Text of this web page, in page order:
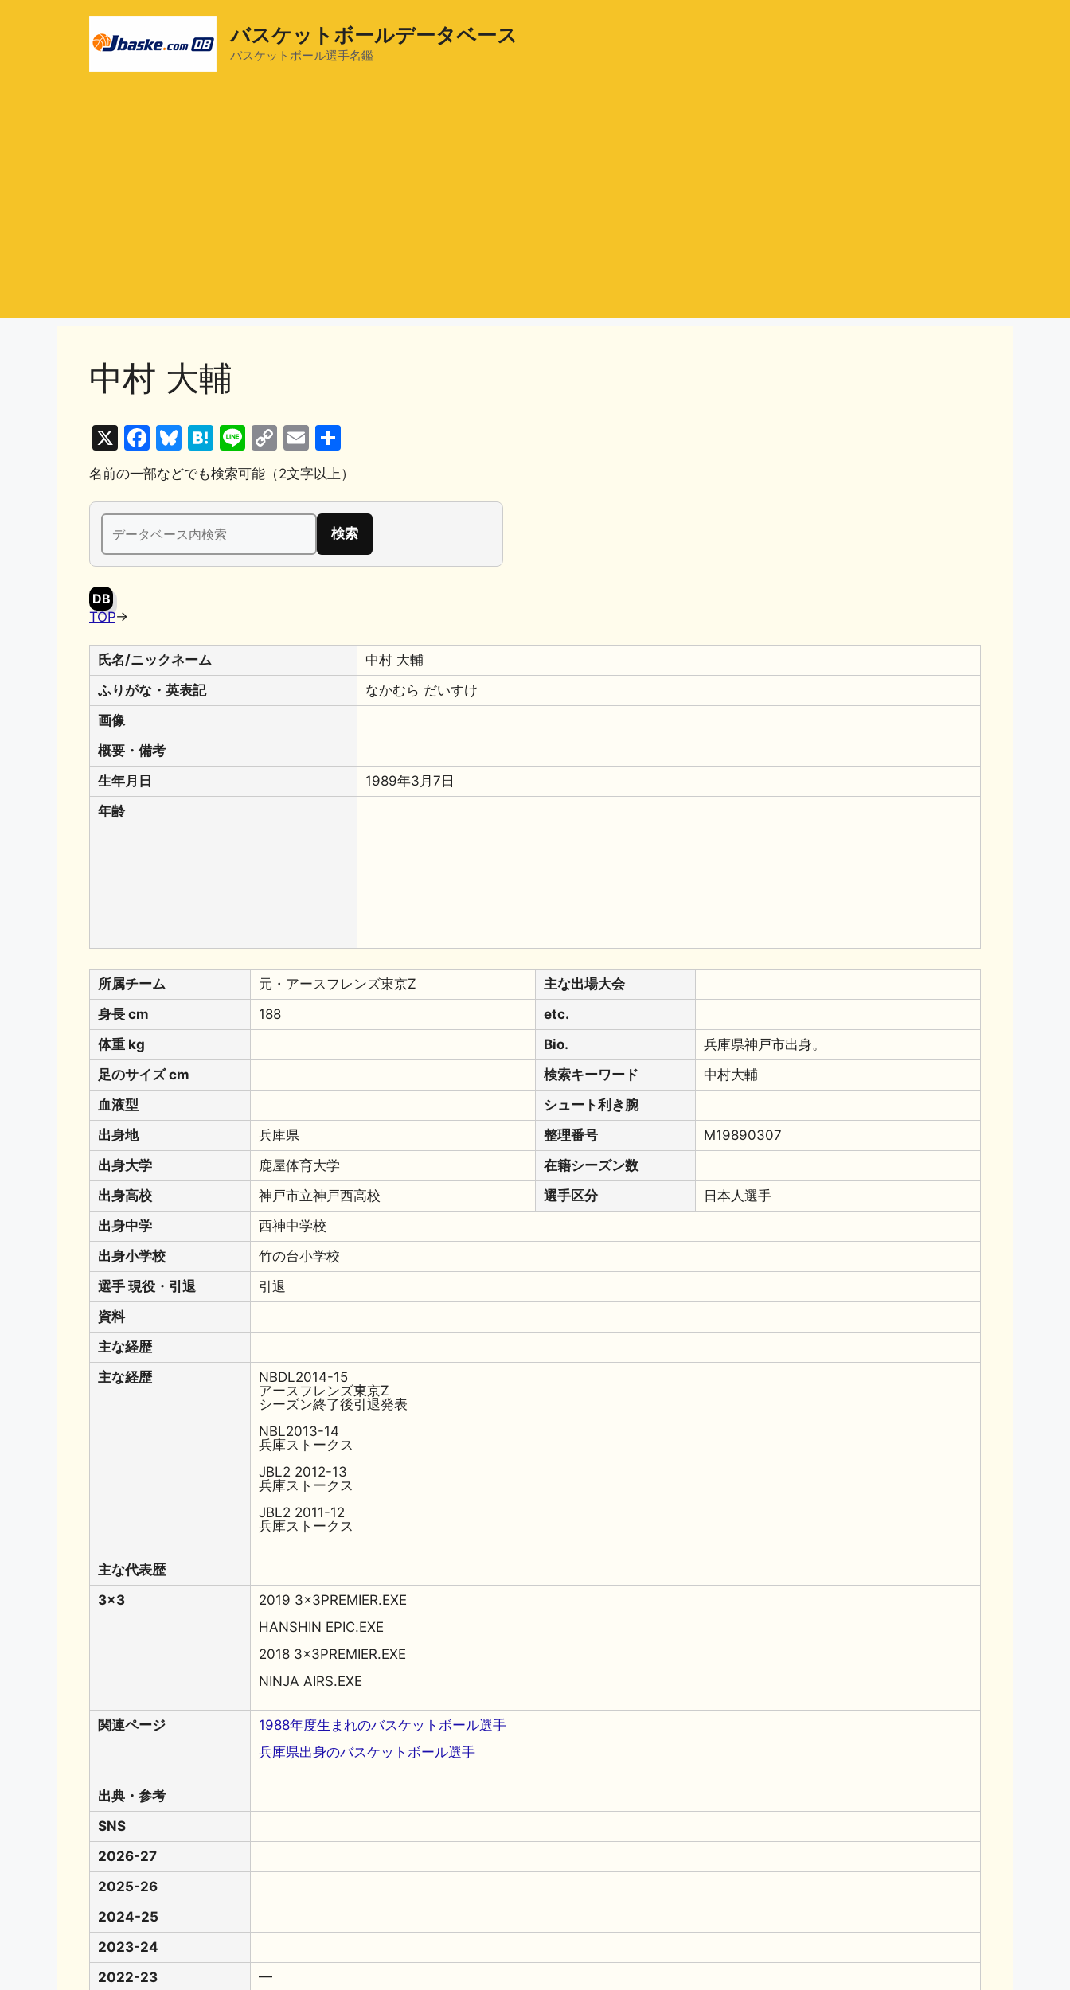
バスケットボールデータベース
バスケットボール選手名鑑
中村 大輔
X
F
a
c
e
b
o
Bl
u
e
s
k
y
H
at
e
n
a
Li
n
e
C
o
p
y
n
E
m
ai
l
有
名前の一部などでも検索可能（2文字以上）
検
索:
DB
TOP→
氏名/ニックネーム
中村 大輔
ふりがな・英表記
なかむら だいすけ
画像
概要・備考
生年月日
1989年3月7日
年齢
所属チーム 元・アースフレンズ東京Z
主な出場大会
身長 cm
188
etc.
体重 kg
Bio.
兵庫県神戸市出身。
足のサイズ cm
検索キーワード
中村大輔
血液型
シュート利き腕
出身地
兵庫県 整理番号
M19890307
出身大学
鹿屋体育大学
在籍シーズン数
出身高校
神戸市立神戸西高校 選手区分
日本人選手
出身中学
西神中学校
出身小学校
竹の台小学校
選手 現役・引退
引退
資料
主な経歴
主な経歴
NBDL2014-15
アースフレンズ東京Z
シーズン終了後引退発表
NBL2013-14
兵庫ストークス
JBL2 2012-13
兵庫ストークス
JBL2 2011-12
兵庫ストークス
主な代表歴
3x3
2019 3x3PREMIER.EXE
HANSHIN EPIC.EXE
2018 3x3PREMIER.EXE
NINJA AIRS.EXE
関連ページ
1988年度生まれのバスケットボール選手
兵庫県出身のバスケットボール選手
出典・参考
SNS
2026-27
2025-26
2024-25
2023-24
2022-23
━